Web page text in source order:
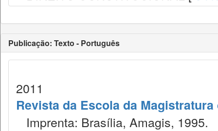
Publicação: Texto - Português
2011
Revista da Escola da
Imprenta: Brasília, Amagis, 1995.